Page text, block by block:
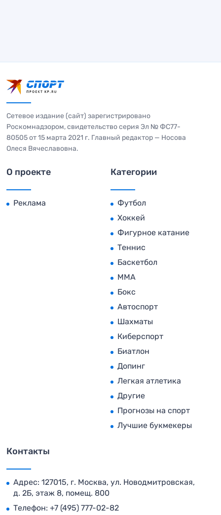
Сетевое издание (сайт) зарегистрировано
Роскомнадзором, свидетельство серия Эл № ФС77-
80505 от 15 марта 2021 г. Главный редактор — Носова
Олеся Вячеславовна.
О проекте
Реклама
Категории
Футбол
Хоккей
Фигурное катание
Теннис
Баскетбол
MMA
Бокс
Автоспорт
Шахматы
Киберспорт
Биатлон
Допинг
Легкая атлетика
Другие
Прогнозы на спорт
Лучшие букмекеры
Контакты
Адрес: 127015, г. Москва, ул. Новодмитровская,
д. 2Б, этаж 8, помещ. 800
Телефон: +7 (495) 777-02-82